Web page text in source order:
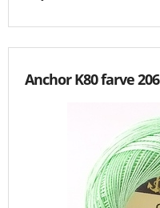
Anchor K80 farve 206